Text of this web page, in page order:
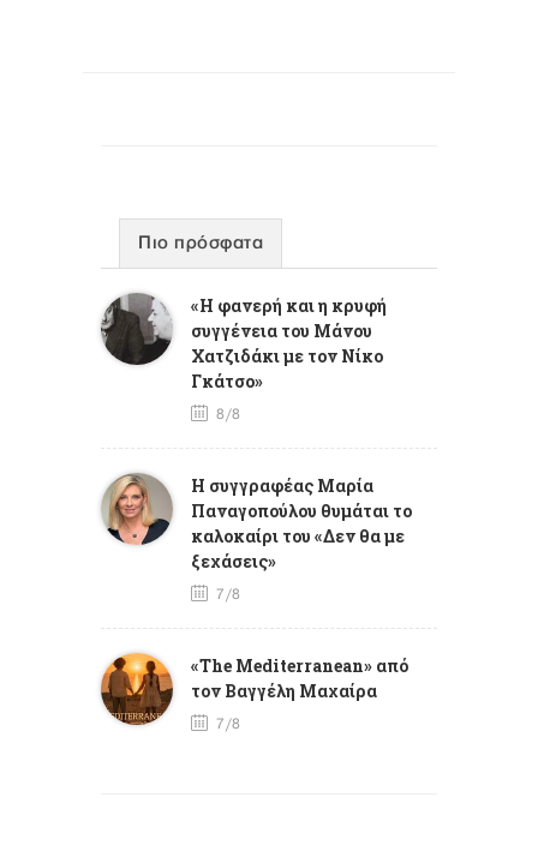
Πιο πρόσφατα
«Η φανερή και η κρυφή
συγγένεια του Μάνου
Χατζιδάκι με τον Νίκο
Γκάτσο»
8/8
Η συγγραφέας Μαρία
Παναγοπούλου θυμάται το
καλοκαίρι του «Δεν θα με
ξεχάσεις»
7/8
«The Mediterranean» από
τον Βαγγέλη Μαχαίρα
7/8